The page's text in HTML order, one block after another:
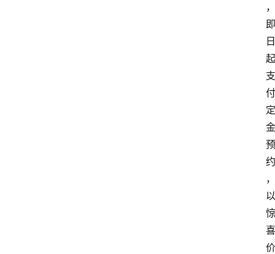
，
即
日
起
支
付
定
金
预
约
，
以
惊
喜
价